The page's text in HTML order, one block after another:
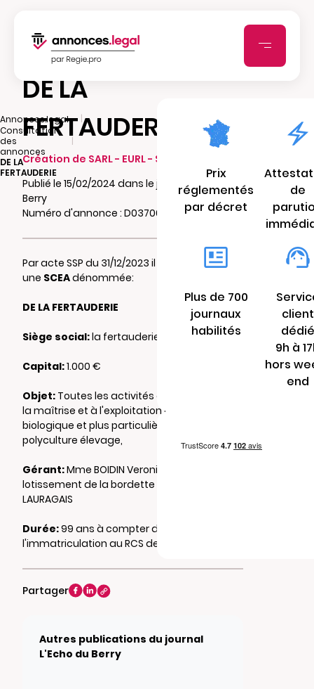
Annonces.legal
|
Consultation
des
annonces
|
DE LA
FERTAUDERIE
DE LA
FERTAUDERIE
Création de SARL - EURL - SCI - SCA - SCCV
Publié le 15/02/2024 dans le journal L'Echo du
Berry
Numéro d'annonce : D03700186x4pp
Par acte SSP du 31/12/2023 il a été constitué
une SCEAdénommée:
DE LA FERTAUDERIE
Siège social:la fertauderie 36220 LUREUIL
Capital:1.000 €
Objet: Toutes les activités correspondant à
la maîtrise et à l'exploitation d'un cycle
biologique et plus particulièrement la
polyculture élevage,
Gérant:Mme BOIDIN Veronique 19
lotissement de la bordette 31290 AVIGNONET
LAURAGAIS
Durée:99 ans à compter de
l'immatriculation au RCS de CHATEAUROUX
Partager
Autres publications du journal
L'Echo du Berry
Prix
réglementés
par décret
de
Plus de 700
journaux
habilités
client
dédié
9h à
hors
end